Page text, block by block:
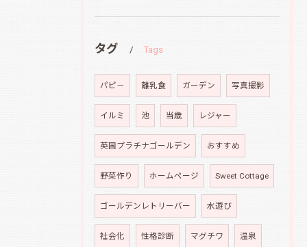
タグ Tags
パピ－ 離乳食 ガーデン 写真撮影
イルミ 池 当歳 レジャー
英国プラチナゴールデン おすすめ
野菜作り ホームページ Sweet Cottage
ゴールデンレトリーバー 水遊び
社会化 性格診断 マグチワ 温泉